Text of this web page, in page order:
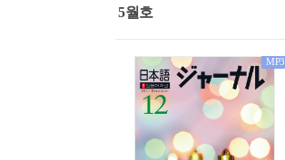
5월호
MP3